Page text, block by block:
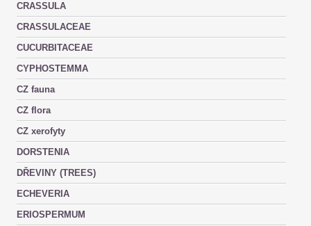
CRASSULA
CRASSULACEAE
CUCURBITACEAE
CYPHOSTEMMA
CZ fauna
CZ flora
CZ xerofyty
DORSTENIA
DŘEVINY (TREES)
ECHEVERIA
ERIOSPERMUM